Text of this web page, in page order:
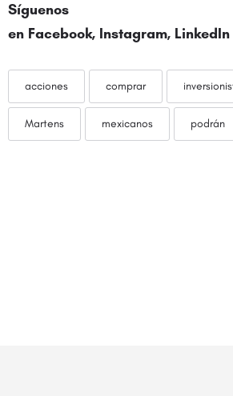
Síguenos
en Facebook, Instagram, LinkedIn
acciones comprar
Martens mexicanos podrán